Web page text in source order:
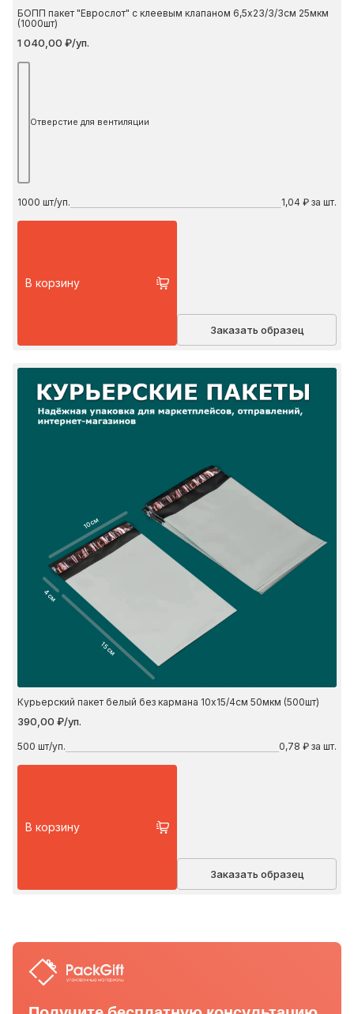
БОПП пакет "Еврослот" с клеевым клапаном 6,5х23/3/3см 25мкм
(1000шт)
1 040,00 ₽/уп.
Отверстие для вентиляции
1000 шт/уп. 1,04 ₽ за шт.
В корзину
Заказать образец
10 см
4 см
15 см
Курьерский пакет белый без кармана 10х15/4см 50мкм (500шт)
390,00 ₽/уп.
500 шт/уп. 0,78 ₽ за шт.
В корзину
Заказать образец